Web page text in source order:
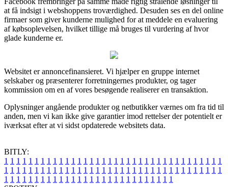
at få indsigt i webshoppens troværdighed. Desuden ses en del online
firmaer som giver kunderne mulighed for at meddele en evaluering
af købsoplevelsen, hvilket tillige må bruges til vurdering af hvor
glade kunderne er.
Websitet er annoncefinansieret. Vi hjælper en gruppe internet
selskaber og præsenterer forretningernes produkter, og tager
kommission om en af vores besøgende realiserer en transaktion.
Oplysninger angående produkter og netbutikker værnes om fra tid til
anden, men vi kan ikke give garantier imod rettelser der potentielt er
iværksat efter at vi sidst opdaterede websitets data.
BITLY:
1 1 1 1 1 1 1 1 1 1 1 1 1 1 1 1 1 1 1 1 1 1 1 1 1 1 1 1 1 1 1 1 1 1 1 1
1 1 1 1 1 1 1 1 1 1 1 1 1 1 1 1 1 1 1 1 1 1 1 1 1 1 1 1 1 1 1 1 1 1 1 1
1 1 1 1 1 1 1 1 1 1 1 1 1 1 1 1 1 1 1 1 1 1 1 1 1 1 1 1